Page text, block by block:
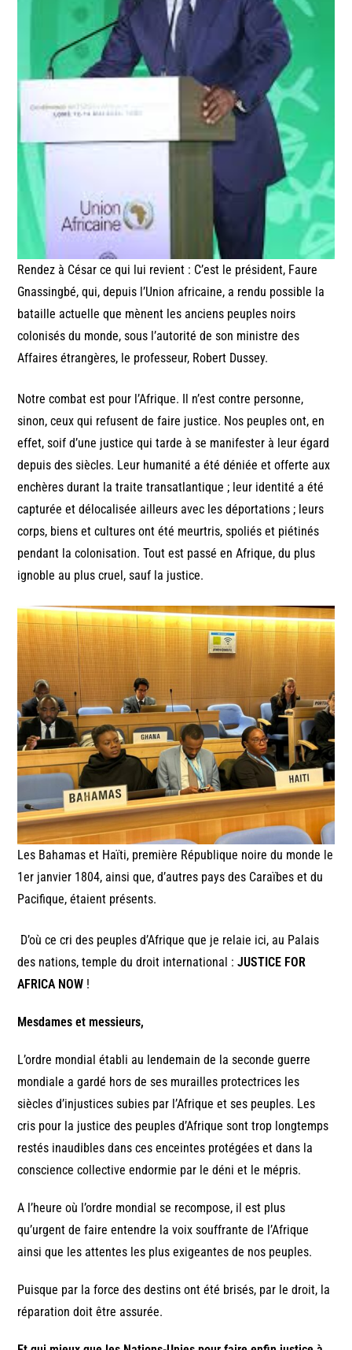
Rendez à César ce qui lui revient : C’est le président, Faure
Gnassingbé, qui, depuis l’Union africaine, a rendu possible la
bataille actuelle que mènent les anciens peuples noirs
colonisés du monde, sous l’autorité de son ministre des
Affaires étrangères, le professeur, Robert Dussey.
Notre combat est pour l’Afrique. Il n’est contre personne,
sinon, ceux qui refusent de faire justice. Nos peuples ont, en
effet, soif d’une justice qui tarde à se manifester à leur égard
depuis des siècles. Leur humanité a été déniée et offerte aux
enchères durant la traite transatlantique ; leur identité a été
capturée et délocalisée ailleurs avec les déportations ; leurs
corps, biens et cultures ont été meurtris, spoliés et piétinés
pendant la colonisation. Tout est passé en Afrique, du plus
ignoble au plus cruel, sauf la justice.
Les Bahamas et Haïti, première République noire du monde le
1er janvier 1804, ainsi que, d’autres pays des Caraïbes et du
Pacifique, étaient présents.
D’où ce cri des peuples d’Afrique que je relaie ici, au Palais
des nations, temple du droit international :JUSTICE FOR
AFRICA NOW !
Mesdames et messieurs,
L’ordre mondial établi au lendemain de la seconde guerre
mondiale a gardé hors de ses murailles protectrices les
siècles d’injustices subies par l’Afrique et ses peuples. Les
cris pour la justice des peuples d’Afrique sont trop longtemps
restés inaudibles dans ces enceintes protégées et dans la
conscience collective endormie par le déni et le mépris.
A l’heure où l’ordre mondial se recompose, il est plus
qu’urgent de faire entendre la voix souffrante de l’Afrique
ainsi que les attentes les plus exigeantes de nos peuples.
Puisque par la force des destins ont été brisés, par le droit, la
réparation doit être assurée.